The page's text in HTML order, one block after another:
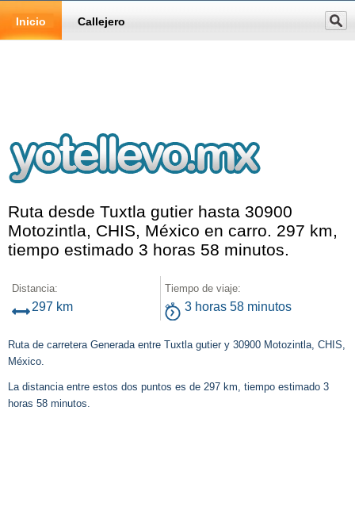
Inicio Callejero
Ruta desde Tuxtla gutier hasta 30900
Motozintla, CHIS, México en carro. 297 km,
tiempo estimado 3 horas 58 minutos.
Distancia:
297 km
Tiempo de viaje:
3 horas 58 minutos
Ruta de carretera Generada entre Tuxtla gutier y 30900 Motozintla, CHIS,
México.
La distancia entre estos dos puntos es de 297 km, tiempo estimado 3
horas 58 minutos.